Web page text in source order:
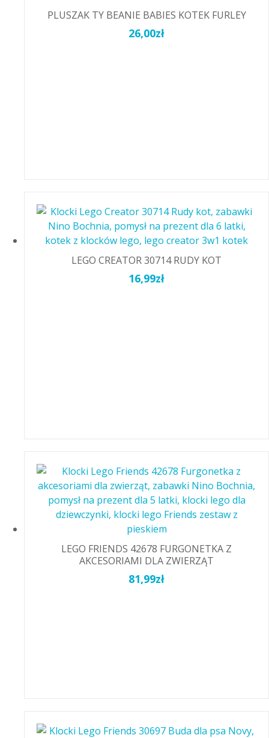
PLUSZAK TY BEANIE BABIES KOTEK FURLEY
26,00zł
LEGO CREATOR 30714 RUDY KOT
16,99zł
LEGO FRIENDS 42678 FURGONETKA Z
AKCESORIAMI DLA ZWIERZĄT
81,99zł